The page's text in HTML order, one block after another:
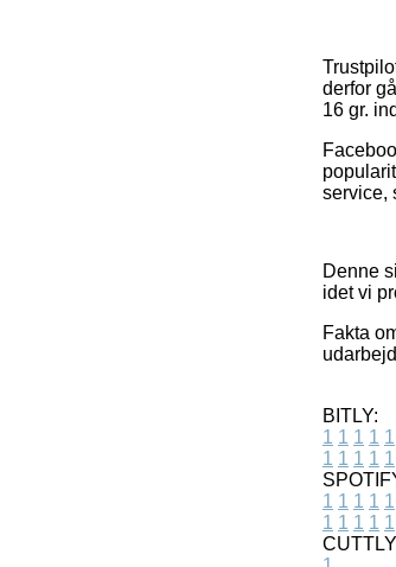
derfor
16 gr.
service,
Denne
idet vi
Fakta
BITLY:
1 1 1 1 1
1 1 1 1 1
1 1 1 1 1
1 1 1 1 1